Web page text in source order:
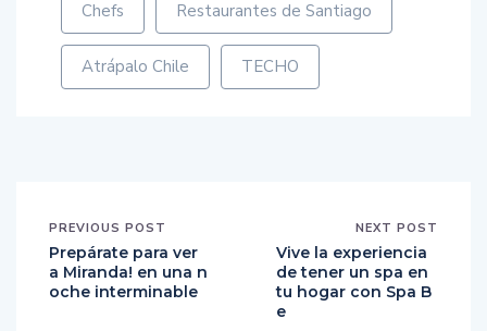
Chefs Restaurantes de Santiago
Atrápalo Chile TECHO
PREVIOUS POST
Prepárate para ver
a Miranda! en una n
oche interminable
NEXT POST
Vive la experiencia
de tener un spa en
tu hogar con Spa B
e